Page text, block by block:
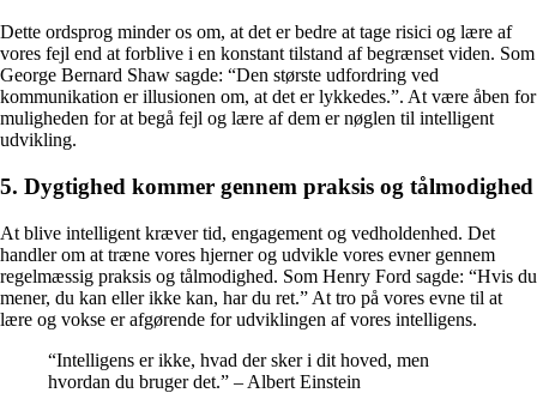
Dette ordsprog minder os om, at det er bedre at tage risici og lære af
vores fejl end at forblive i en konstant tilstand af begrænset viden. Som
George Bernard Shaw sagde: “Den største udfordring ved
kommunikation er illusionen om, at det er lykkedes.”. At være åben for
muligheden for at begå fejl og lære af dem er nøglen til intelligent
udvikling.
5. Dygtighed kommer gennem praksis og tålmodighed
At blive intelligent kræver tid, engagement og vedholdenhed. Det
handler om at træne vores hjerner og udvikle vores evner gennem
regelmæssig praksis og tålmodighed. Som Henry Ford sagde: “Hvis du
mener, du kan eller ikke kan, har du ret.” At tro på vores evne til at
lære og vokse er afgørende for udviklingen af ​​vores intelligens.
“Intelligens er ikke, hvad der sker i dit hoved, men
hvordan du bruger det.” – Albert Einstein